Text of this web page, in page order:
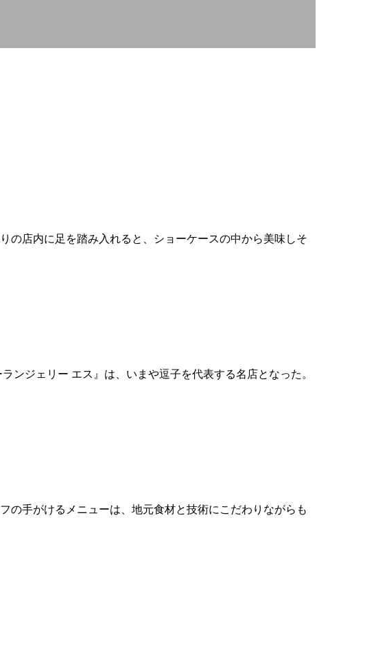
の店内に足を踏み入れると、ショーケースの中から美味しそ
ンジェリー エス』は、いまや逗子を代表する名店となった。
の手がけるメニューは、地元食材と技術にこだわりながらも